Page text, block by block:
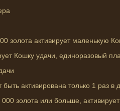
золота активирует маленькую
Кошку удачи, единоразовый
активирована только 1 раз в
золота или больше,